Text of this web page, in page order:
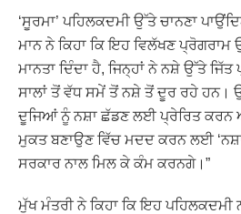
‘ਸੂਰਮਾ’ ਪਹਿਲਕਦਮੀ ਉੱਤੇ ਚਾਨਣਾ
ਮਾਨ ਨੇ ਕਿਹਾ ਕਿ ਇਹ ਵਿਲੱਖਣ
ਮਾਨਤਾ ਦਿੰਦਾ ਹੈ, ਜਿਨ੍ਹਾਂ ਨੇ ਨਸ਼ੇ ਉੱਤੇ
ਸਾਲਾਂ ਤੋਂ ਵੱਧ ਸਮੇਂ ਤੋਂ ਨਸ਼ੇ ਤੋਂ ਦੂਰ ਰਹੇ ਹਨ।
ਦੂਜਿਆਂ ਨੂੰ ਨਸ਼ਾ ਛੱਡਣ ਲਈ ਪ੍ਰੇਰਿਤ ਕਰਨ
ਮੁਕਤ ਬਣਾਉਣ ਵਿੱਚ ਮਦਦ ਕਰਨ ਲਈ
ਸਰਕਾਰ ਨਾਲ ਮਿਲ ਕੇ ਕੰਮ ਕਰਨਗੇ।”
ਮੁੱਖ ਮੰਤਰੀ ਨੇ ਕਿਹਾ ਕਿ ਇਹ